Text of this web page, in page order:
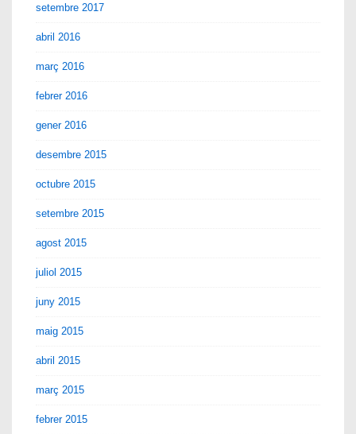
setembre 2017
abril 2016
març 2016
febrer 2016
gener 2016
desembre 2015
octubre 2015
setembre 2015
agost 2015
juliol 2015
juny 2015
maig 2015
abril 2015
març 2015
febrer 2015